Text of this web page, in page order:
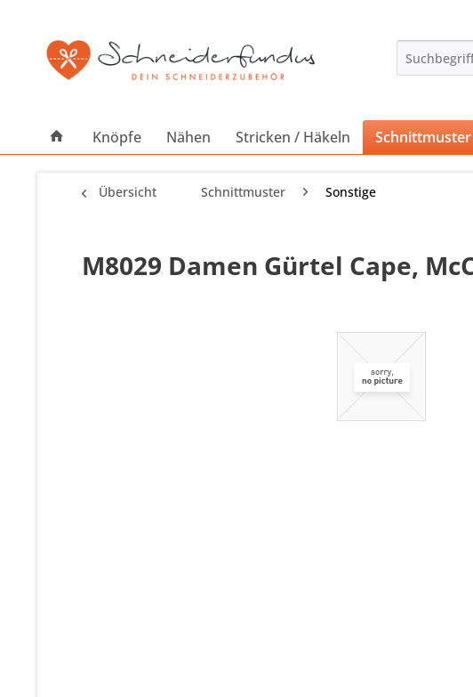
Knöpfe Nähen Stricken / Häkeln Schnittmuster
Übersicht Schnittmuster Sonstige
M8029 Damen Gürtel Cape,